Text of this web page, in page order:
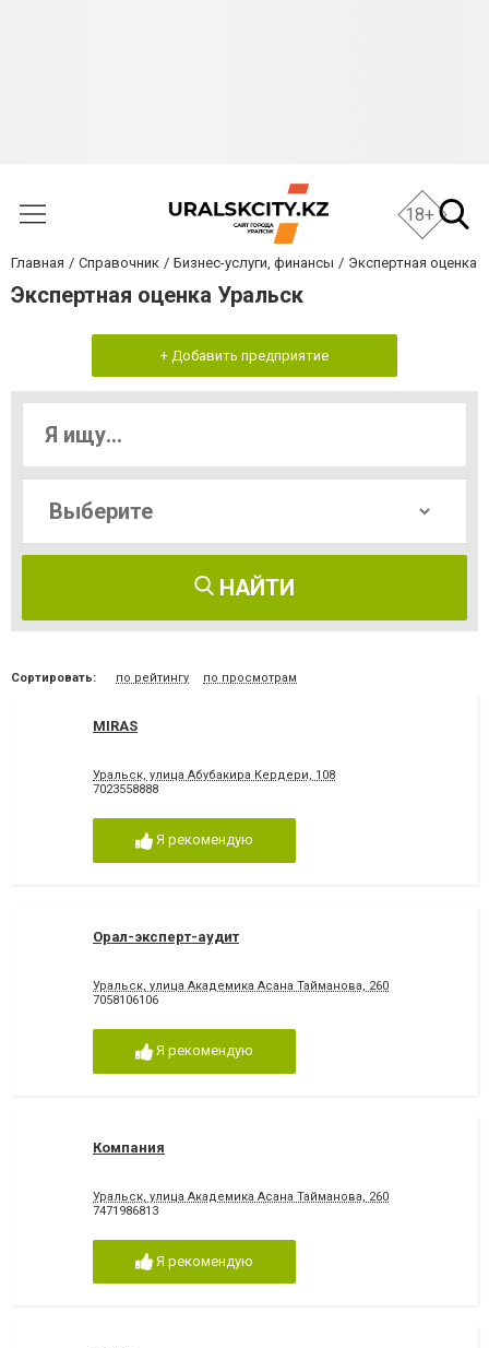
18+
Главная Справочник Бизнес-услуги, финансы Экспертная оценка
Экспертная оценка Уральск
+ Добавить предприятие
НАЙТИ
Сортировать: по рейтингу по просмотрам
MIRAS
Уральск, улица Абубакира Кердери, 108
7023558888
Я рекомендую
Орал-эксперт-аудит
Уральск, улица Академика Асана Тайманова, 260
7058106106
Я рекомендую
Компания
Уральск, улица Академика Асана Тайманова, 260
7471986813
Я рекомендую